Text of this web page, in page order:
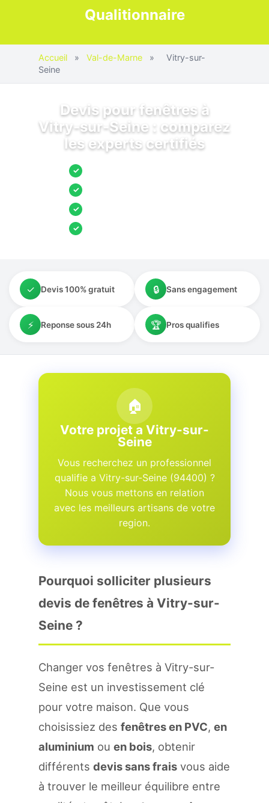
Qualitionnaire
Accueil » Val-de-Marne »
Vitry-sur-
Seine
Devis pour fenêtres à
Vitry-sur-Seine : comparez
les experts certifiés
✓
✓
✓
✓
✓ Devis 100% gratuit 🔒 Sans engagement
⚡ Reponse sous 24h 🏆 Pros qualifies
🏠
Votre projet a Vitry-sur-
Seine
Vous recherchez un professionnel
qualifie a Vitry-sur-Seine (94400) ?
Nous vous mettons en relation
avec les meilleurs artisans de votre
region.
Pourquoi solliciter plusieurs
devis de fenêtres à Vitry-sur-
Seine ?
Changer vos fenêtres à Vitry-sur-
Seine est un investissement clé
pour votre maison. Que vous
choisissiez des fenêtres en PVC, en
aluminium ou en bois, obtenir
différents devis sans frais vous aide
à trouver le meilleur équilibre entre